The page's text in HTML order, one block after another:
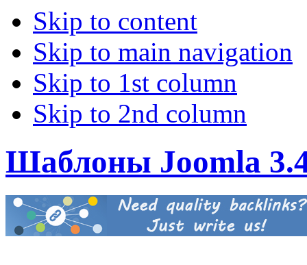
Skip to content
Skip to main navigation
Skip to 1st column
Skip to 2nd column
Шаблоны Joomla